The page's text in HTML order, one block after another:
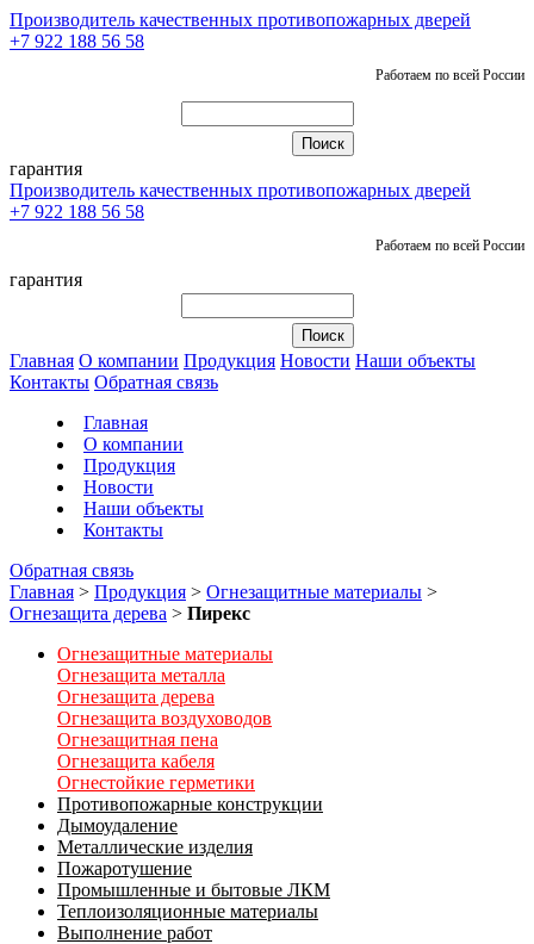
Производитель качественных противопожарных дверей
+7 922 188 56 58
Работаем по всей России
гарантия
Производитель качественных противопожарных дверей
+7 922 188 56 58
Работаем по всей России
гарантия
Главная О компании Продукция Новости Наши объекты
Контакты Обратная связь
Главная
О компании
Продукция
Новости
Наши объекты
Контакты
Обратная связь
Главная > Продукция > Огнезащитные материалы >
Огнезащита дерева > Пирекс
Огнезащитные материалы
Огнезащита металла
Огнезащита дерева
Огнезащита воздуховодов
Огнезащитная пена
Огнезащита кабеля
Огнестойкие герметики
Противопожарные конструкции
Дымоудаление
Металлические изделия
Пожаротушение
Промышленные и бытовые ЛКМ
Теплоизоляционные материалы
Выполнение работ